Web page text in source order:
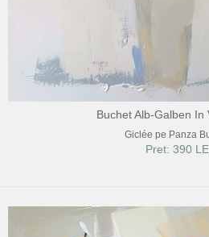
Buchet Alb-Galben In
Giclée pe Panza
Pret: 390